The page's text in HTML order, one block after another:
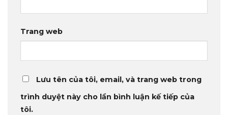
Trang web
Lưu tên của tôi, email, và trang web trong
trình duyệt này cho lần bình luận kế tiếp của
tôi.